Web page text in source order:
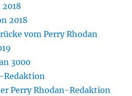
2018
vom Perry Rhodan
3000
Redaktion
Perry Rhodan-Redaktion